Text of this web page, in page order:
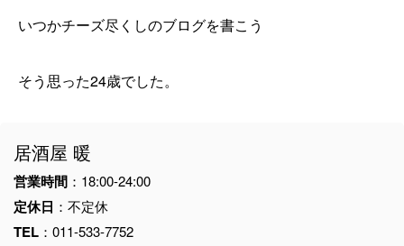
いつかチーズ尽くしのブログを書こう
そう思った24歳でした。
居酒屋 暖
営業時間 ：18:00-24:00
定休日 ：不定休
TEL ：011-533-7752